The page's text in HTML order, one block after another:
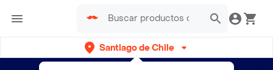
Santiago de Chile